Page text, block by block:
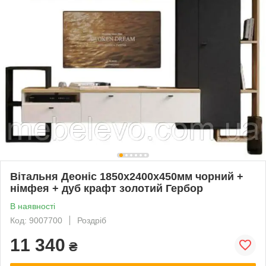
Вітальня Деоніс 1850х2400х450мм чорний +
німфея + дуб крафт золотий Гербор
В наявності
Код: 9007700
Роздріб
11 340 ₴